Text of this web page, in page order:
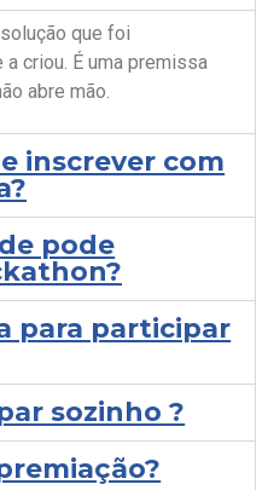
que foi
criou. É uma premissa
abre mão.
inscrever com
pode
para participar
sozinho ?